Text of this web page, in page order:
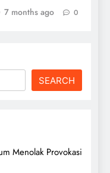
7 months ago 0
SEARCH
Menolak Provokasi